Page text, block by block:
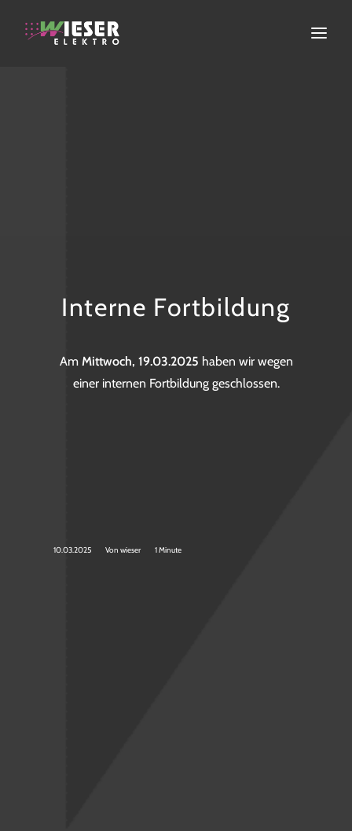
Interne Fortbildung
Am Mittwoch, 19.03.2025 haben wir wegen
einer internen Fortbildung geschlossen.
10.03.2025 Von wieser 1 Minute